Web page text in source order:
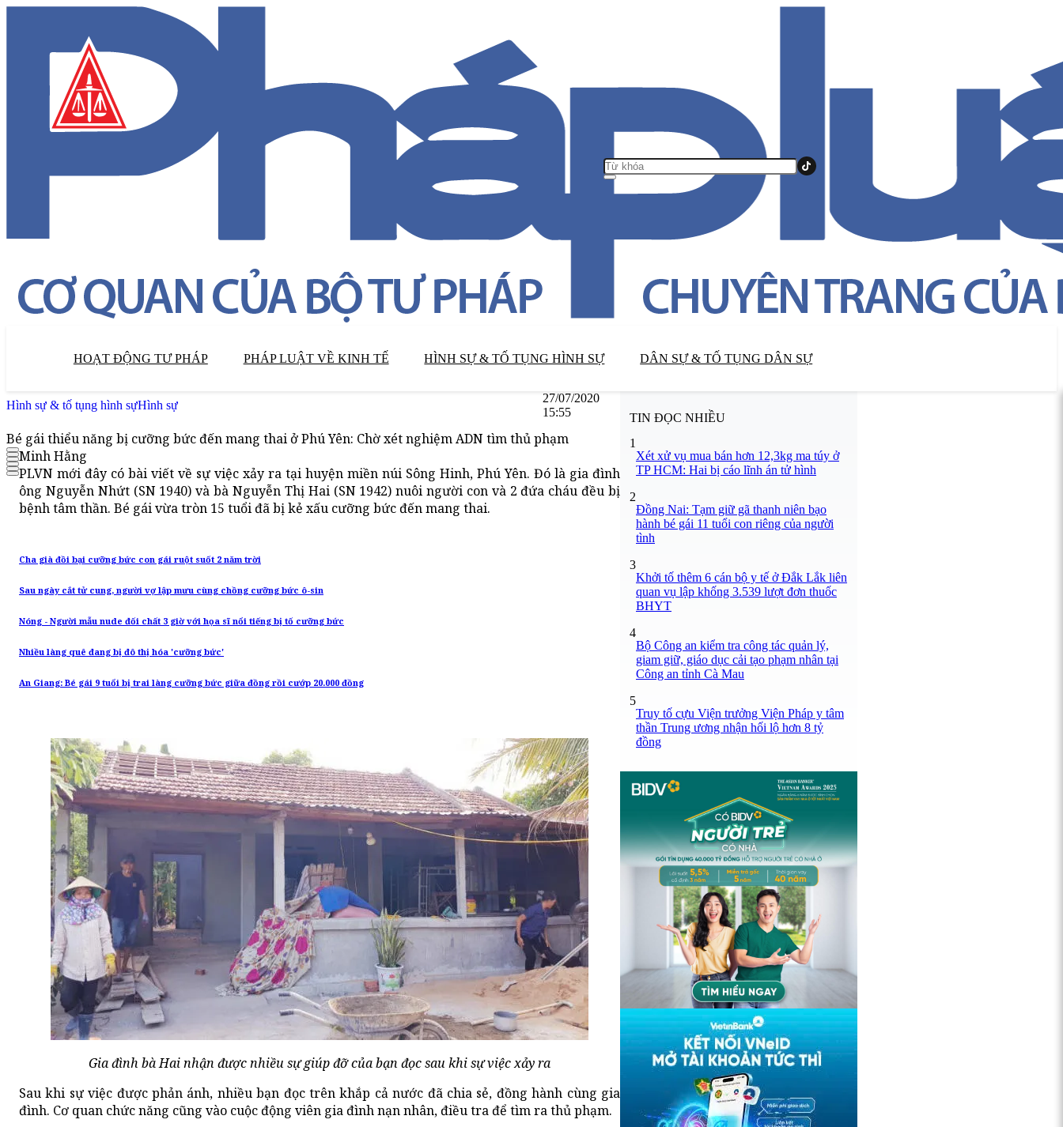
HOẠT ĐỘNG TƯ PHÁP PHÁP LUẬT VỀ KINH TẾ HÌNH SỰ & TỐ TỤNG HÌNH SỰ DÂN SỰ & TỐ TỤNG DÂN SỰ
Hình sự & tố tụng hình sựHình sự
27/07/2020
15:55
Bé gái thiểu năng bị cưỡng bức đến mang thai ở Phú Yên: Chờ xét nghiệm ADN tìm thủ phạm
Minh Hằng
PLVN mới đây có bài viết về sự việc xảy ra tại huyện miền núi Sông Hinh, Phú Yên. Đó là gia đình
ông Nguyễn Nhứt (SN 1940) và bà Nguyễn Thị Hai (SN 1942) nuôi người con và 2 đứa cháu đều bị
bệnh tâm thần. Bé gái vừa tròn 15 tuổi đã bị kẻ xấu cưỡng bức đến mang thai.
Cha già đồi bại cưỡng bức con gái ruột suốt 2 năm trời
Sau ngày cắt tử cung, người vợ lập mưu cùng chồng cưỡng bức ô-sin
Nóng - Người mẫu nude đối chất 3 giờ với họa sĩ nổi tiếng bị tố cưỡng bức
Nhiều làng quê đang bị đô thị hóa 'cưỡng bức'
An Giang: Bé gái 9 tuổi bị trai làng cưỡng bức giữa đồng rồi cướp 20.000 đồng
Gia đình bà Hai nhận được nhiều sự giúp đỡ của bạn đọc sau khi sự việc xảy ra
Sau khi sự việc được phản ánh, nhiều bạn đọc trên khắp cả nước đã chia sẻ, đồng hành cùng gia
đình. Cơ quan chức năng cũng vào cuộc động viên gia đình nạn nhân, điều tra để tìm ra thủ phạm.
TIN ĐỌC NHIỀU
1
Xét xử vụ mua bán hơn 12,3kg ma túy ở
TP HCM: Hai bị cáo lĩnh án tử hình
2
Đồng Nai: Tạm giữ gã thanh niên bạo
hành bé gái 11 tuổi con riêng của người
tình
3
Khởi tố thêm 6 cán bộ y tế ở Đắk Lắk liên
quan vụ lập khống 3.539 lượt đơn thuốc
BHYT
4
Bộ Công an kiểm tra công tác quản lý,
giam giữ, giáo dục cải tạo phạm nhân tại
Công an tỉnh Cà Mau
5
Truy tố cựu Viện trưởng Viện Pháp y tâm
thần Trung ương nhận hối lộ hơn 8 tỷ
đồng